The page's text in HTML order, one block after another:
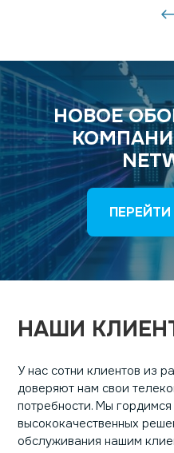
НОВОЕ
НАШИ
У нас сотни клиентов из
доверяют нам свои
потребности. Мы
высококачественных
обслуживания нашим